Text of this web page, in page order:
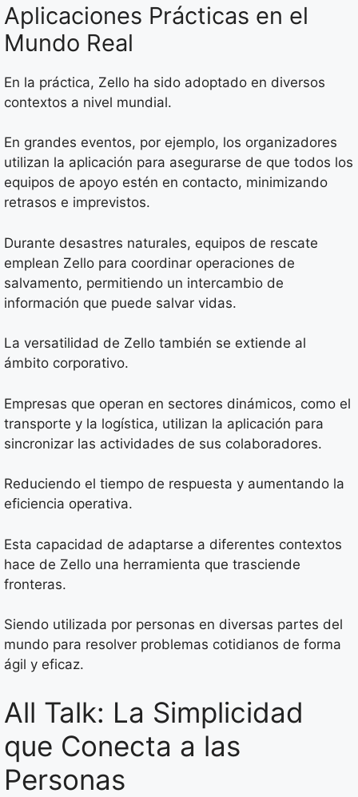
Aplicaciones Prácticas en el
Mundo Real
En la práctica, Zello ha sido adoptado en diversos
contextos a nivel mundial.
En grandes eventos, por ejemplo, los organizadores
utilizan la aplicación para asegurarse de que todos los
equipos de apoyo estén en contacto, minimizando
retrasos e imprevistos.
Durante desastres naturales, equipos de rescate
emplean Zello para coordinar operaciones de
salvamento, permitiendo un intercambio de
información que puede salvar vidas.
La versatilidad de Zello también se extiende al
ámbito corporativo.
Empresas que operan en sectores dinámicos, como el
transporte y la logística, utilizan la aplicación para
sincronizar las actividades de sus colaboradores.
Reduciendo el tiempo de respuesta y aumentando la
eficiencia operativa.
Esta capacidad de adaptarse a diferentes contextos
hace de Zello una herramienta que trasciende
fronteras.
Siendo utilizada por personas en diversas partes del
mundo para resolver problemas cotidianos de forma
ágil y eficaz.
All Talk: La Simplicidad
que Conecta a las
Personas